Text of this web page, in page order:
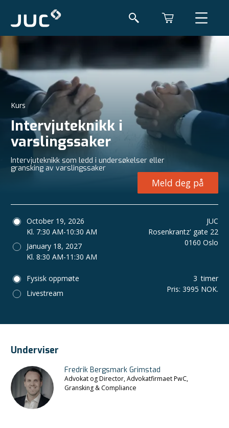
Kurs
Intervjuteknikk i
varslingssaker
Intervjuteknikk som ledd i undersøkelser eller
gransking av varslingssaker
Meld deg på
October 19, 2026
Kl. 7:30 AM-10:30 AM
January 18, 2027
Kl. 8:30 AM-11:30 AM
JUC
Rosenkrantz' gate 22
0160 Oslo
Fysisk oppmøte
Livestream
3 timer
Pris: 3995 NOK.
Underviser
Fredrik Bergsmark Grimstad
Advokat og Director, Advokatfirmaet PwC,
Gransking & Compliance